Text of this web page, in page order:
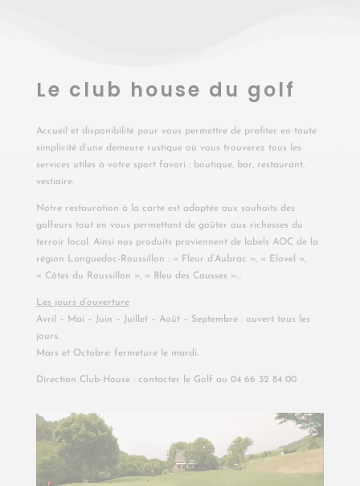
Le club house du golf
Accueil et disponibilité pour vous permettre de profiter en toute
simplicité d’une demeure rustique où vous trouverez tous les
services utiles à votre sport favori : boutique, bar, restaurant,
vestiaire.
Notre restauration à la carte est adaptée aux souhaits des
golfeurs tout en vous permettant de goûter aux richesses du
terroir local. Ainsi nos produits proviennent de labels AOC de la
région Languedoc-Roussillon : « Fleur d’Aubrac », « Elovel »,
« Côtes du Roussillon », « Bleu des Causses »…
Les jours d’ouverture
Avril – Mai – Juin – Juillet – Août – Septembre : ouvert tous les
jours.
Mars et Octobre: fermeture le mardi.
Direction Club-House : contacter le Golf au 04 66 32 84 00